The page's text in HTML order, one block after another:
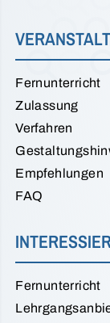
Fernunterricht
Zulassung
Verfahren
Empfehlungen
FAQ
Fernunterricht